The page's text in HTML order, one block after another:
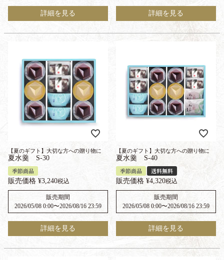
詳細を見る 詳細を見る
【夏のギフト】大切な方への贈り物に
夏水羹 S-30
季節商品
販売価格 ¥3,240税込
販売期間
2026/05/08 0:00〜2026/08/16 23:59
詳細を見る
【夏のギフト】大切な方への贈り物に
夏水羹 S-40
季節商品 送料無料
販売価格 ¥4,320税込
販売期間
2026/05/08 0:00〜2026/08/16 23:59
詳細を見る